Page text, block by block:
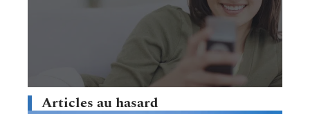
Articles au hasard